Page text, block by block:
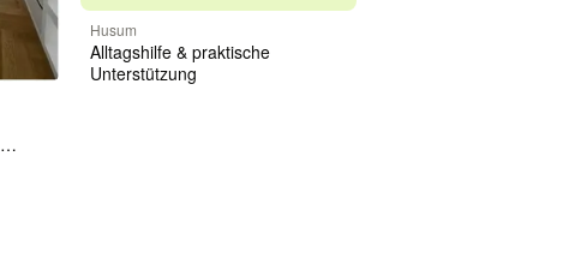
Husum
Alltagshilfe & praktische
Unterstützung